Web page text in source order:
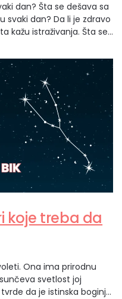
dan? Šta se dešava sa
svaki dan? Da li je zdravo
kažu istraživanja. Šta se
osveženja. Sočna
više od…
koje treba da
Ona ima prirodnu
svetlost joj
da je istinska boginja.